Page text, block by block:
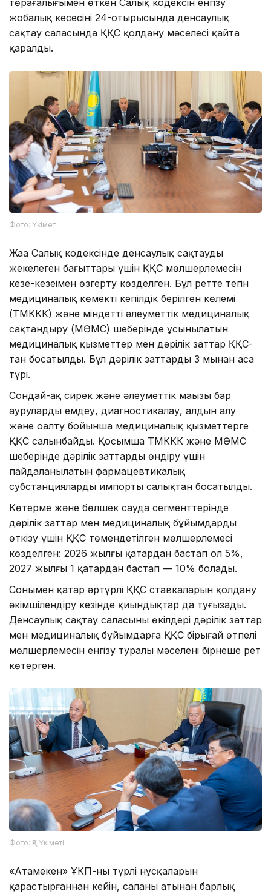
жобалық кеңсесінің 24-отырысында денсаулық
сақтау саласында ҚҚС қолдану мәселесі қайта
қаралды.
Фото: Үкімет
Жаңа Салық кодексінде денсаулық сақтаудың
жекелеген бағыттары үшін ҚҚС мөлшерлемесін
кезең-кезеңімен өзгерту көзделген. Бұл ретте тегін
медициналық көмектің кепілдік берілген көлемі
(ТМККК) және міндетті әлеуметтік медициналық
сақтандыру (МӘМС) шеңберінде ұсынылатын
медициналық қызметтер мен дәрілік заттар ҚҚС-
тан босатылды. Бұл дәрілік заттардың 3 мыңнан аса
түрі.
Сондай-ақ сирек және әлеуметтік маңызы бар
ауруларды емдеу, диагностикалау, алдын алу
және оңалту бойынша медициналық қызметтерге
ҚҚС салынбайды. Қосымша ТМККК және МӘМС
шеңберінде дәрілік заттарды өндіру үшін
пайдаланылатын фармацевтикалық
субстанциялардың импорты салықтан босатылды.
Көтерме және бөлшек сауда сегменттерінде
дәрілік заттар мен медициналық бұйымдарды
өткізу үшін ҚҚС төмендетілген мөлшерлемесі
көзделген: 2026 жылғы қаңтардан бастап ол 5%,
2027 жылғы 1 қаңтардан бастап — 10% болады.
Сонымен қатар әртүрлі ҚҚС ставкаларын қолдану
әкімшілендіру кезінде қиындықтар да туғызады.
Денсаулық сақтау саласының өкілдері дәрілік заттар
мен медициналық бұйымдарға ҚҚС бірыңғай өтпелі
мөлшерлемесін енгізу туралы мәселені бірнеше рет
көтерген.
Фото: ҚР Үкіметі
«Атамекен» ҰКП-ның түрлі нұсқаларын
қарастырғаннан кейін, саланың атынан барлық